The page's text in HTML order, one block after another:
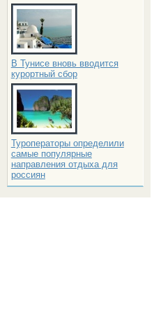
В Тунисе вновь вводится
курортный сбор
Туроператоры определили
самые популярные
направления отдыха для
россиян